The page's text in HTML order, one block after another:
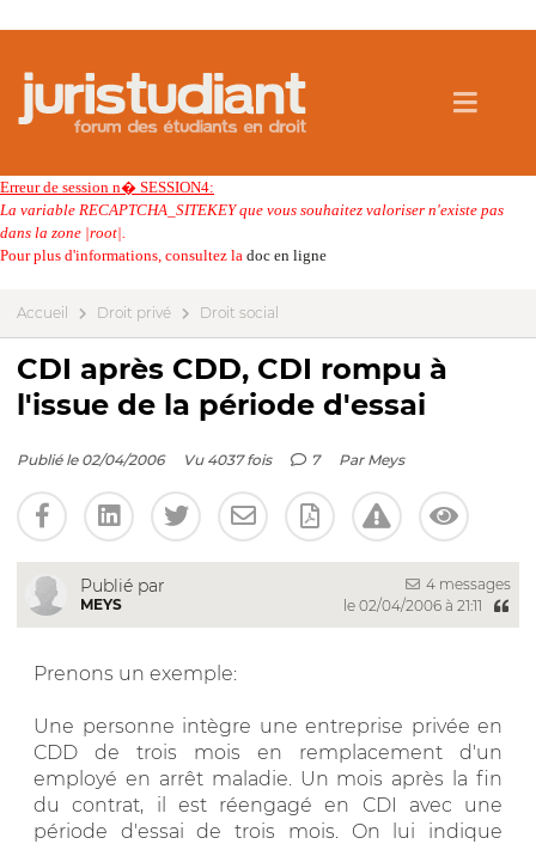
Erreur de session n� SESSION4:
La variable RECAPTCHA_SITEKEY que vous souhaitez valoriser n'existe pas
dans la zone |root|.
Pour plus d'informations, consultez la doc en ligne
Accueil Droit privé Droit social
CDI après CDD, CDI rompu à
l'issue de la période d'essai
Publié le 02/04/2006 Vu 4037 fois 7 Par Meys
Publié par
MEYS
4 messages
le 02/04/2006 à 21:11
Prenons un exemple:
Une personne intègre une entreprise privée en
CDD de trois mois en remplacement d'un
employé en arrêt maladie. Un mois après la fin
du contrat, il est réengagé en CDI avec une
période d'essai de trois mois. On lui indique